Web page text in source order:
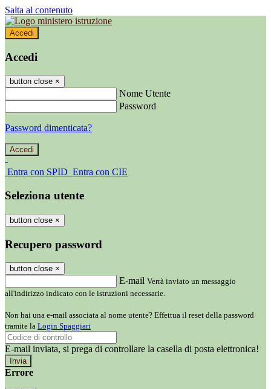
Salta al contenuto
Accedi
Accedi
button close ×
Nome Utente
Password
Password dimenticata?
-
Entra con SPID Entra con CIE
Seleziona utente
button close ×
Recupero password
button close ×
E-mail Verrà inviato un messaggio
all'indirizzo indicato con le istruzioni necessarie.
Non hai una e-mail associata al nome utente? Effettua il reset della password
tramite la Login Spaggiari
E-mail inviata, si prega di controllare la casella di posta elettronica!
Errore